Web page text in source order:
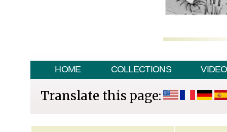
HOME COLLECTIONS VIDEO
Translate this page: